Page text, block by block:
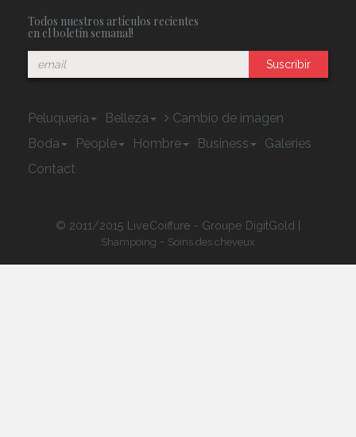
Todos nuestros artículos recientes
en el boletín semanal!
Suscribir
Peluquería Belleza
Cambio de imagen
Boda
People Hombre Business
Galeries
Contact
© 2011/2015 LiveCoiffure - Groupe DigitGold |
Shampoing - Soins des cheveux